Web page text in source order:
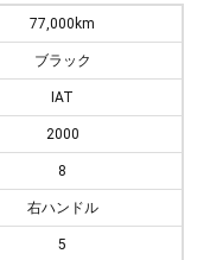
77,000km
ブラック
IAT
2000
8
右ハンドル
5